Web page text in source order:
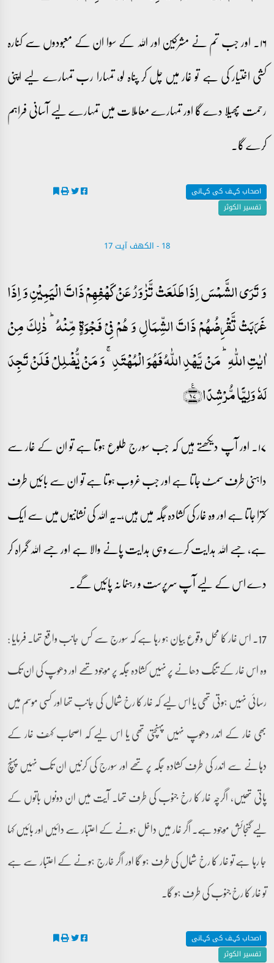
۱۶۔ اور جب تم نے مشرکین اور اللہ کے سوا ان کے معبودوں سے کنارہ
کشی اختیار کی ہے تو غار میں چل کر پناہ لو، تمہارا رب تمہارے لیے اپنی
رحمت پھیلا دے گا اور تمہارے معاملات میں تمہارے لیے آسانی فراہم
کرے گا۔
اصحاب کہف کی کہانی
تفسیر الکوثر
18 - ‎الكهف آیت 17
وَ تَرَی الشَّمۡسَ اِذَا طَلَعَتۡ تَّزٰوَرُ عَنۡ کَہۡفِہِمۡ ذَاتَ الۡیَمِیۡنِ وَ اِذَا
غَرَبَتۡ تَّقۡرِضُہُمۡ ذَاتَ الشِّمَالِ وَ ہُمۡ فِیۡ فَجۡوَۃٍ مِّنۡہُ ؕ ذٰلِکَ مِنۡ
اٰیٰتِ اللّٰہِ ؕ مَنۡ یَّہۡدِ اللّٰہُ فَہُوَ الۡمُہۡتَدِ ۚ وَ مَنۡ یُّضۡلِلۡ فَلَنۡ تَجِدَ
لَہٗ وَلِیًّا مُّرۡشِدًا﴿٪۱۷﴾
۱۷۔ اور آپ دیکھتے ہیں کہ جب سورج طلوع ہوتا ہے تو ان کے غار سے
داہنی طرف سمٹ جاتا ہے اور جب غروب ہوتا ہے تو ان سے بائیں طرف
کترا جاتا ہے اور وہ غار کی کشادہ جگہ میں ہیں،ـ یہ اللہ کی نشانیوں میں سے ایک
ہے، جسے اللہ ہدایت کرے وہی ہدایت پانے والا ہے اور جسے اللہ گمراہ کر
دے اس کے لیے آپ سرپرست و رہنما نہ پائیں گے۔
17۔ اس غار کا محل وقوع بیان ہو رہا ہے کہ سورج سے کس جانب واقع تھا۔ فرمایا :
وہ اس غار کے تنگ دھانے پر نہیں کشادہ جگہ پر موجود تھے اور دھوپ کی ان تک
رسائی نہیں ہوتی تھی یا اس لیے کہ غار کا رخ شمال کی جانب تھا اور کسی موسم میں
بھی غار کے اندر دھوپ نہیں پہنچتی تھی یا اس لیے کہ اصحاب کہف غار کے
دہانے سے اندر کی طرف کشادہ جگہ پر تھے اور سورج کی کرنیں ان تک نہیں پہنچ
پاتی تھیں، اگرچہ غار کا رخ جنوب کی طرف تھا۔ آیت میں ان دونوں باتوں کے
لیے گنجائش موجود ہے۔ اگر غار میں داخل ہونے کے اعتبار سے دائیں اور بائیں کہا
جا رہا ہے تو غار کا رخ شمال کی طرف ہو گا اور اگر خارج ہونے کے اعتبار سے ہے
تو غار کا رخ جنوب کی طرف ہو گا۔
اصحاب کہف کی کہانی
تفسیر الکوثر